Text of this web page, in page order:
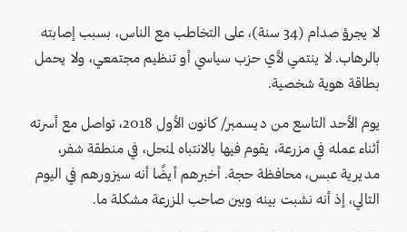
لا يجرؤ صدام (34 سنة)، على التخاطب مع الناس، بسبب إصابته
بالرهاب. لا ينتمي لأي حزب سياسي أو تنظيم مجتمعي، ولا يحمل
بطاقة هوية شخصية.
يوم الأحد التاسع من ديسمبر/ كانون الأول 2018، تواصل مع أسرته
أثناء عمله في مزرعة، يقوم فيها بالانتباه لمنحل، في منطقة شفر،
مديرية عبس، محافظة حجة. أخبرهم أيضًا أنه سيزورهم في اليوم
التالي، إذ أنه نشبت بينه وبين صاحب المزرعة مشكلة ما.